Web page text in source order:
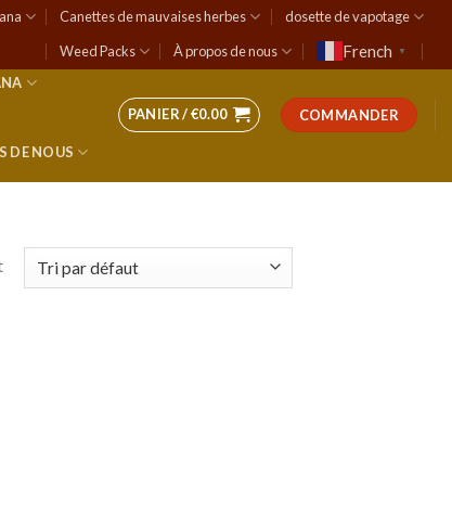
Canettes de mauvaises herbes
dosette de vapotage
Weed Packs
À propos de nous French ▼
DE NOUS
PANIER /€0.00 COMMANDER